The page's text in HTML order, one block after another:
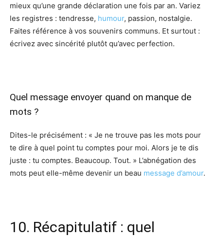
mieux qu’une grande déclaration une fois par an. Variez
les registres : tendresse, humour, passion, nostalgie.
Faites référence à vos souvenirs communs. Et surtout :
écrivez avec sincérité plutôt qu’avec perfection.
Quel message envoyer quand on manque de
mots ?
Dites-le précisément : « Je ne trouve pas les mots pour
te dire à quel point tu comptes pour moi. Alors je te dis
juste : tu comptes. Beaucoup. Tout. » L’abnégation des
mots peut elle-même devenir un beau message d’amour.
10. Récapitulatif : quel